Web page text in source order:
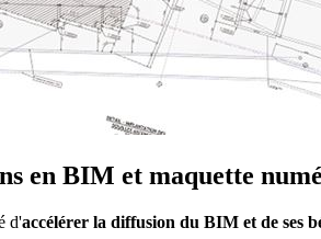
en BIM et maquette
d'accélérer la diffusion du BIM et de ses